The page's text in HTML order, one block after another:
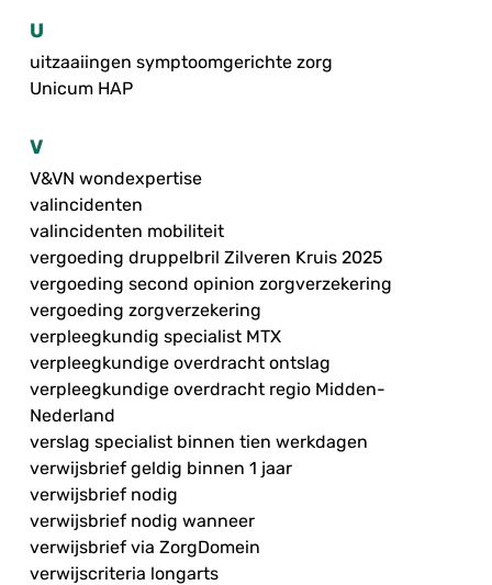
U
uitzaaiingen symptoomgerichte zorg
Unicum HAP
V
V&VN wondexpertise
valincidenten
valincidenten mobiliteit
vergoeding druppelbril Zilveren Kruis 2025
vergoeding second opinion zorgverzekering
vergoeding zorgverzekering
verpleegkundig specialist MTX
verpleegkundige overdracht ontslag
verpleegkundige overdracht regio Midden-
Nederland
verslag specialist binnen tien werkdagen
verwijsbrief geldig binnen 1 jaar
verwijsbrief nodig
verwijsbrief nodig wanneer
verwijsbrief via ZorgDomein
verwijscriteria longarts